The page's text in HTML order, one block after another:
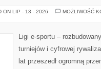
ON LIP - 13 - 2026
MOŻLIWOŚĆ
Ligi e-sportu –
turniejów i cyfrowej
lat przeszedł ogromną